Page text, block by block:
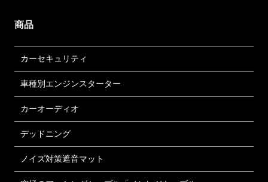
商品
カーセキュリティ
車種別エンジンスターター
カーオーディオ
デッドニング
ノイズ対策遮音マット